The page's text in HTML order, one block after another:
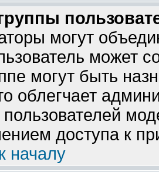
могут
может
могут быть
облегчает
пользователей
доступа к
началу